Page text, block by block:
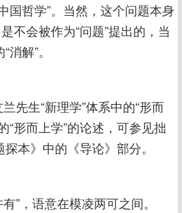
国哲学”。当然，这个问题本身
不会被作为“问题”提出的，当
解”。
先生“新理学”体系中的“形而
“形而上学”的论述，可参见拙
本》中的《导论》部分。
”，语意在模凌两可之间。